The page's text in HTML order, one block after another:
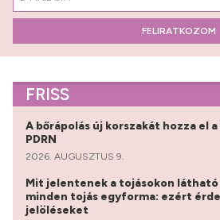
FELIRATKOZOM
FRISS
A bőrápolás új korszakát hozza el
PDRN
2026. AUGUSZTUS 9.
Mit jelentenek a tojásokon látható
minden tojás egyforma: ezért
jelöléseket